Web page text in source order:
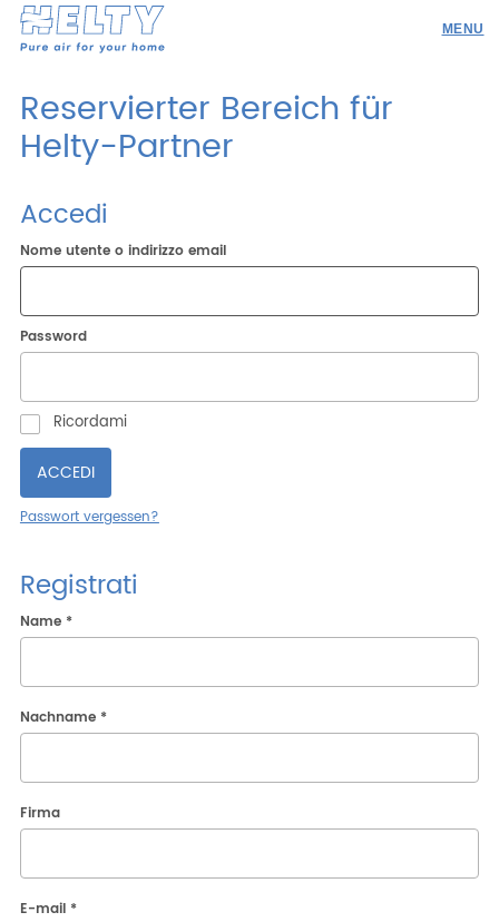
Ricerca
DEU ENG ITA
Unternehmen
Beschränktes Gebiet
Profi
Ressourcen
Angebotsanfrage
Werden Sie Händler
Reservierter Bereich für
Helty-Partner
Accedi
Nome utente o indirizzo email
Password
Ricordami
Passwort vergessen?
Registrati
Name *
Nachname *
Firma
E-mail *